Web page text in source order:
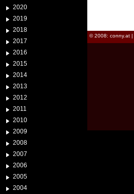
2020
2019
2018
2017
2016
2015
2014
2013
2012
2011
2010
2009
2008
2007
2006
2005
2004
© 2008: conny.at |